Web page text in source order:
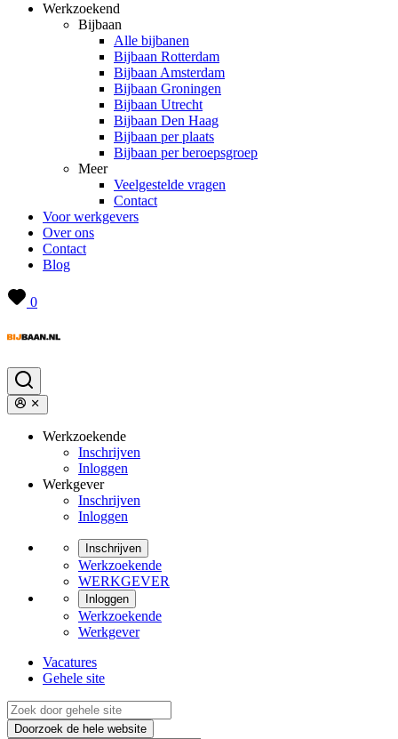
Werkzoekend
Bijbaan
Alle bijbanen
Bijbaan Rotterdam
Bijbaan Amsterdam
Bijbaan Groningen
Bijbaan Utrecht
Bijbaan Den Haag
Bijbaan per plaats
Bijbaan per beroepsgroep
Meer
Veelgestelde vragen
Contact
Voor werkgevers
Over ons
Contact
Blog
0
Werkzoekende
Inschrijven
Inloggen
Werkgever
Inschrijven
Inloggen
Inschrijven
Werkzoekende
WERKGEVER
Inloggen
Werkzoekende
Werkgever
Vacatures
Gehele site